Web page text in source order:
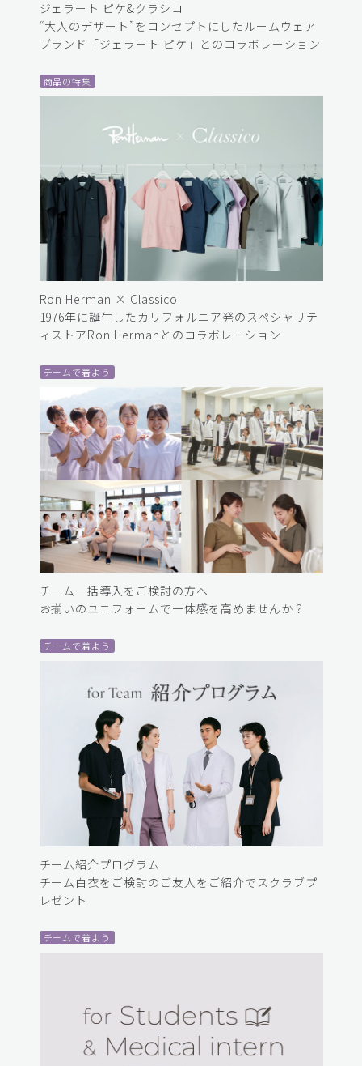
ジェラート ピケ&クラシコ
“大人のデザート”をコンセプトにしたルームウェア
ブランド「ジェラート ピケ」とのコラボレーション
商品の特集
Ron Herman × Classico
1976年に誕生したカリフォルニア発のスペシャリテ
ィストアRon Hermanとのコラボレーション
チームで着よう
チーム一括導入をご検討の方へ
お揃いのユニフォームで一体感を高めませんか？
チームで着よう
チーム紹介プログラム
チーム白衣をご検討のご友人をご紹介でスクラブプ
レゼント
チームで着よう